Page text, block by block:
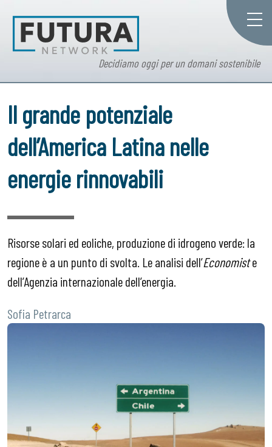
Decidiamo oggi per un domani sostenibile
Il grande potenziale
dell’America Latina nelle
energie rinnovabili
Risorse solari ed eoliche, produzione di idrogeno verde: la
regione è a un punto di svolta. Le analisi dell’Economiste
dell’Agenzia internazionale dell’energia.
Sofia Petrarca